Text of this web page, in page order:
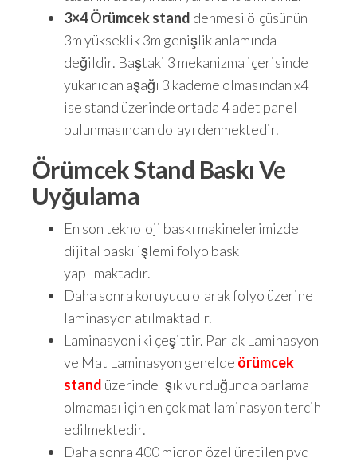
3×4 Örümcek stand denmesi ölçüsünün
3m yükseklik 3m genişlik anlamında
değildir. Baştaki 3 mekanizma içerisinde
yukarıdan aşağı 3 kademe olmasından x4
ise stand üzerinde ortada 4 adet panel
bulunmasından dolayı denmektedir.
Örümcek Stand Baskı Ve
Uyğulama
En son teknoloji baskı makinelerimizde
dijital baskı işlemi folyo baskı
yapılmaktadır.
Daha sonra koruyucu olarak folyo üzerine
laminasyon atılmaktadır.
Laminasyon iki çeşittir. Parlak Laminasyon
ve Mat Laminasyon genelde örümcek
stand üzerinde ışık vurduğunda parlama
olmaması için en çok mat laminasyon tercih
edilmektedir.
Daha sonra 400 micron özel üretilen pvc